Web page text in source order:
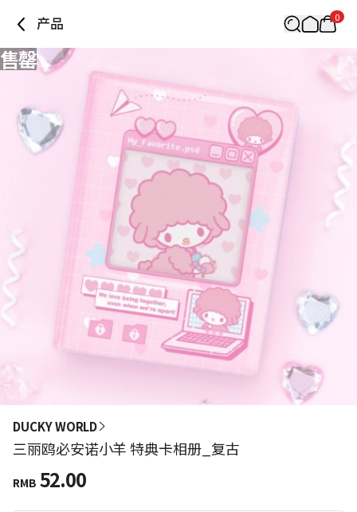
产品 0
售罄
DUCKY WORLD
三丽鸥必安诺小羊 特典卡相册_复古
RMB 52.00